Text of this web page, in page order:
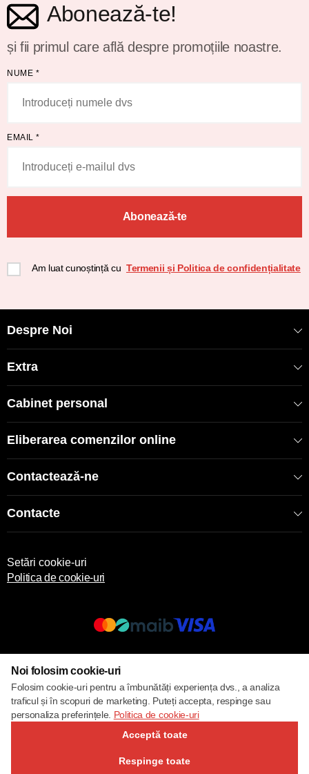
Abonează-te!
și fii primul care află despre promoțiile noastre.
NUME *
EMAIL *
Abonează-te
Am luat cunoștință cu Termenii și Politica de confidențialitate
Despre Noi
Extra
Cabinet personal
Eliberarea comenzilor online
Contactează-ne
Contacte
Setări cookie-uri
Politica de cookie-uri
Noi folosim cookie-uri
Folosim cookie-uri pentru a îmbunătăți experiența dvs., a analiza
traficul și în scopuri de marketing. Puteți accepta, respinge sau
personaliza preferințele. Politica de cookie-uri
Acceptă toate
Respinge toate